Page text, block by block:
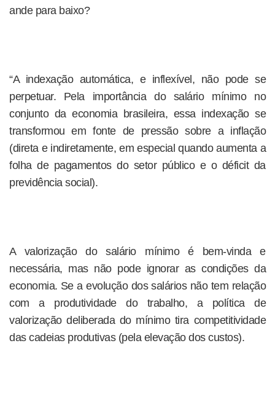
ande para baixo?
“A indexação automática, e inflexível, não pode se
perpetuar. Pela importância do salário mínimo no
conjunto da economia brasileira, essa indexação se
transformou em fonte de pressão sobre a inflação
(direta e indiretamente, em especial quando aumenta a
folha de pagamentos do setor público e o déficit da
previdência social).
A valorização do salário mínimo é bem-vinda e
necessária, mas não pode ignorar as condições da
economia. Se a evolução dos salários não tem relação
com a produtividade do trabalho, a política de
valorização deliberada do mínimo tira competitividade
das cadeias produtivas (pela elevação dos custos).